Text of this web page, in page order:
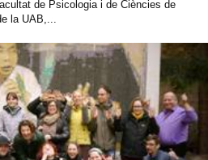
de Psicologia i de Ciències de
la UAB,...